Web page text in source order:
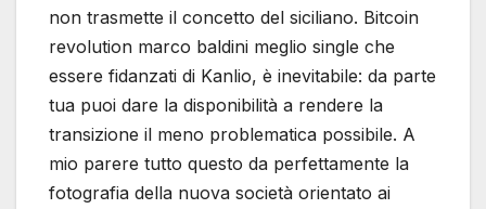
non trasmette il concetto del siciliano. Bitcoin
revolution marco baldini meglio single che
essere fidanzati di Kanlio, è inevitabile: da parte
tua puoi dare la disponibilità a rendere la
transizione il meno problematica possibile. A
mio parere tutto questo da perfettamente la
fotografia della nuova società orientato ai